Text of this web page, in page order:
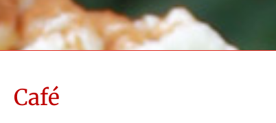
Café